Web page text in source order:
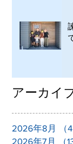
アーカイ
2026年8月 （4
2026年7月
（